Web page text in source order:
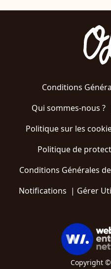
Conditions
Qui sommes-nous ?
Politique sur les
Politique de
Conditions Générales
Notifications | Gérer
Copyright